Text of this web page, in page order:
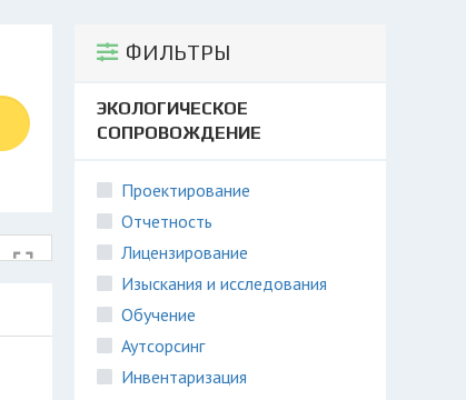
ФИЛЬТРЫ
ЭКОЛОГИЧЕСКОЕ
СОПРОВОЖДЕНИЕ
Проектирование
Отчетность
Лицензирование
Изыскания и исследования
Обучение
Аутсорсинг
Инвентаризация